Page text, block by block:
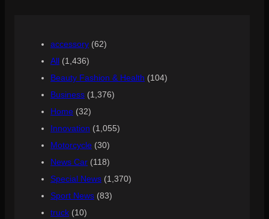
accessory (62)
All (1,436)
Beauty Fashion & Health (104)
Business (1,376)
Home (32)
Innovation (1,055)
Motorcycle (30)
News Car (118)
Special News (1,370)
Sport News (83)
truck (10)